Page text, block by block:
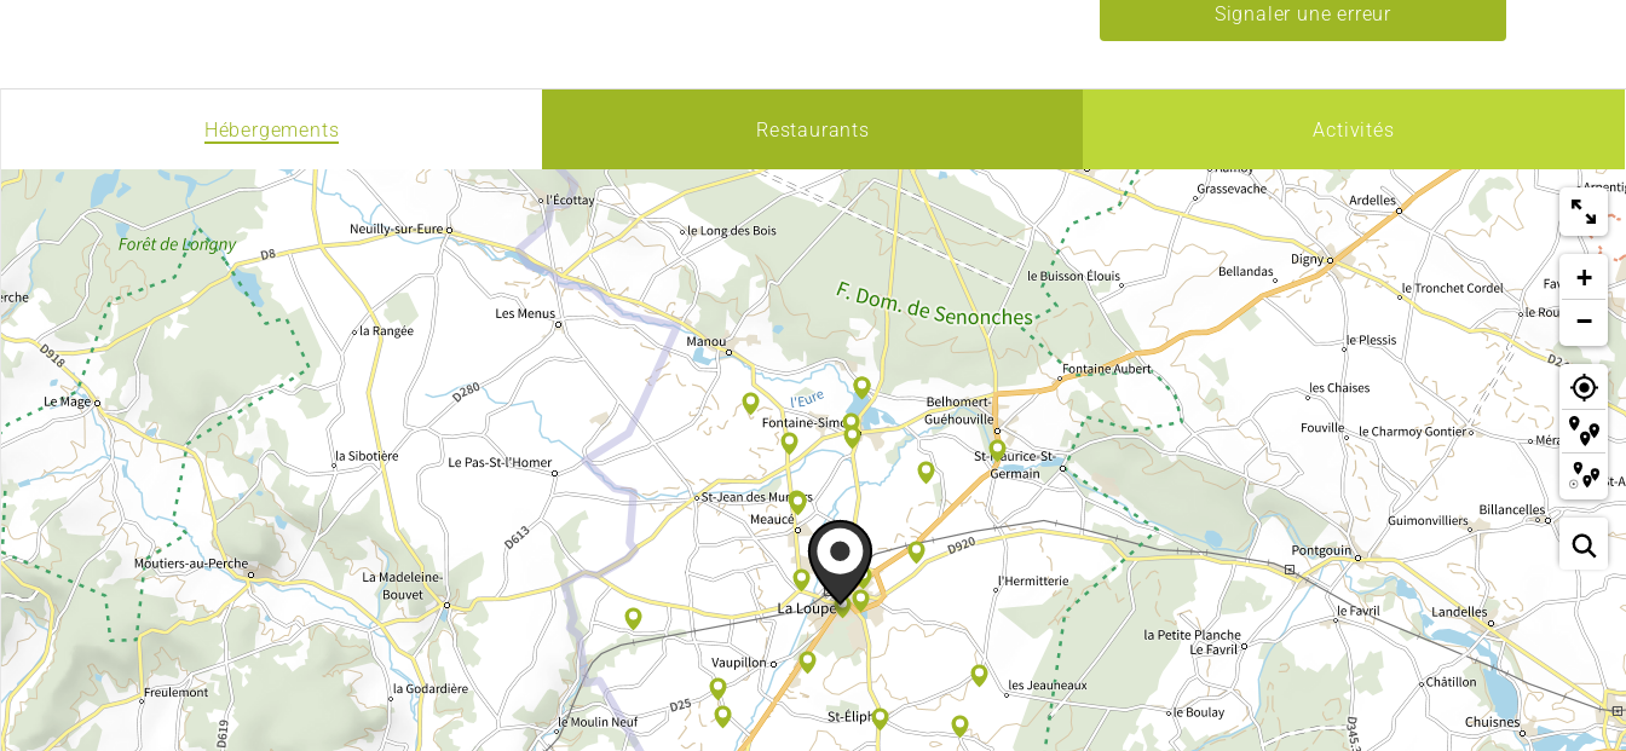
Signaler une erreur
Hébergements Restaurants Activités
+
−